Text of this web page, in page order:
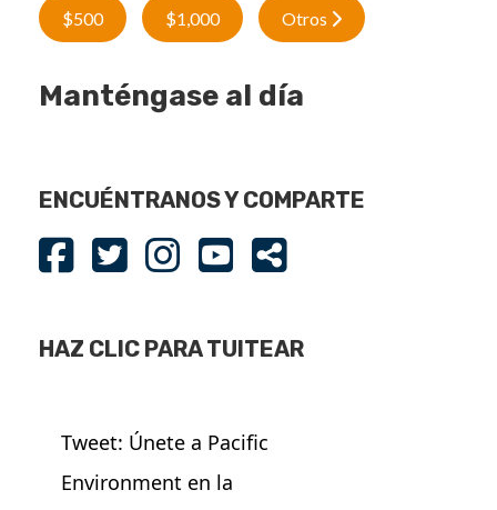
$500 $1,000 Otros
Manténgase al día
ENCUÉNTRANOS Y COMPARTE
HAZ CLIC PARA TUITEAR
Tweet: Únete a Pacific
Environment en la